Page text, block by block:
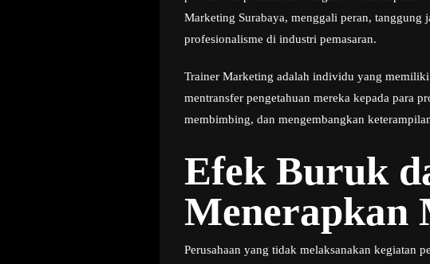
Marketing Surabaya, menggali peran, tanggung
profesionalisme di industri pemasaran.
Trainer Marketing adalah individu yang
mentransfer pengetahuan mereka kepada para
membimbing, dan mengembangkan
Efek Buruk
Menerapkan
Perusahaan yang tidak melaksanakan kegiatan